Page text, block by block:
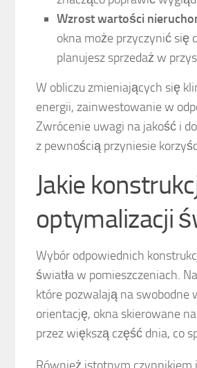
Wzrost wartości
okna może przyczynić się
planujesz sprzedaż w
W obliczu zmieniających się
energii, zainwestowanie w
Zwrócenie uwagi na jakość i
z pewnością przyniesie
Jakie
optymalizacji
Wybór odpowiednich
światła w pomieszczeniach.
które pozwalają na swobodne
orientację, okna skierowane
przez większą część dnia, co